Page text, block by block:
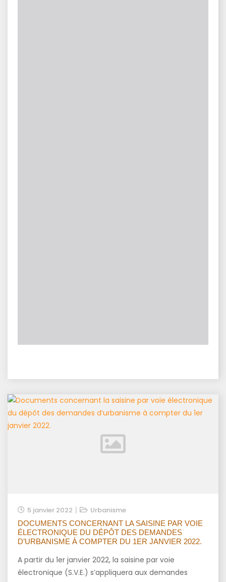
5 janvier 2022 Urbanisme
DOCUMENTS CONCERNANT LA SAISINE PAR VOIE
ÉLECTRONIQUE DU DÉPÔT DES DEMANDES
D’URBANISME À COMPTER DU 1ER JANVIER 2022.
A partir du 1er janvier 2022, la saisine par voie
électronique (S.V.E.) s’appliquera aux demandes